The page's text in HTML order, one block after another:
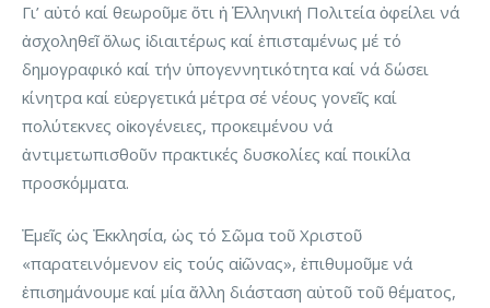
Γι’ αὐτό καί θεωροῦμε ὅτι ἡ Ἑλληνική Πολιτεία ὀφείλει νά
ἀσχοληθεῖ ὅλως ἰδιαιτέρως καί ἐπισταμένως μέ τό
δημογραφικό καί τήν ὑπογεννητικότητα καί νά δώσει
κίνητρα καί εὐεργετικά μέτρα σέ νέους γονεῖς καί
πολύτεκνες οἰκογένειες, προκειμένου νά
ἀντιμετωπισθοῦν πρακτικές δυσκολίες καί ποικίλα
προσκόμματα.
Ἐμεῖς ὡς Ἐκκλησία, ὡς τό Σῶμα τοῦ Χριστοῦ
«παρατεινόμενον εἰς τούς αἰῶνας», ἐπιθυμοῦμε νά
ἐπισημάνουμε καί μία ἄλλη διάσταση αὐτοῦ τοῦ θέματος,